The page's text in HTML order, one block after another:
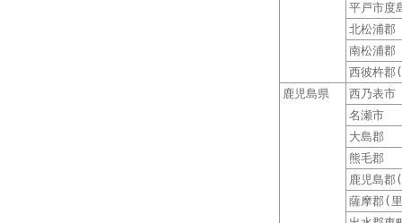
平戸市度
北松浦郡
南松浦郡
西彼杵郡
鹿児島県
西乃表市
名瀬市
大島郡
熊毛郡
鹿児島郡
薩摩郡(